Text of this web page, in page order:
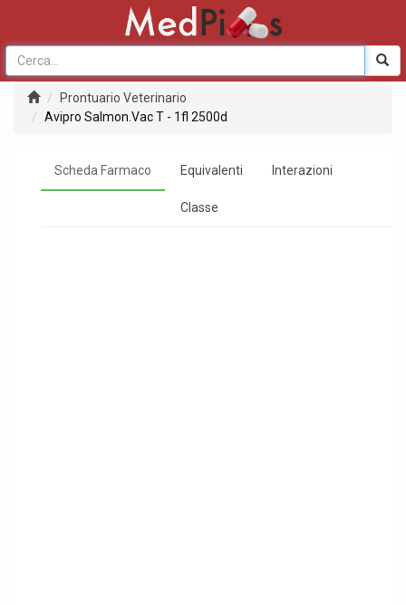
Prontuario Veterinario
Avipro Salmon.Vac T - 1fl 2500d
Scheda Farmaco Equivalenti Interazioni
Classe